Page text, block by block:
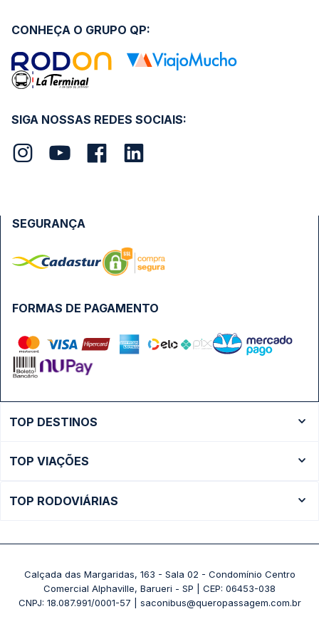
SIGA NOSSAS REDES SOCIAIS:
CONHEÇA O GRUPO QP:
FORMAS DE PAGAMENTO
SEGURANÇA
TOP DESTINOS
Ônibus São Paulo
TOP VIAÇÕES
Passagens Pássaro Marron
+ Viações
TOP RODOVIÁRIAS
Rodoviária Belo Horizonte - Gov. Israel Pinheiro (Tergip)
Rodoviária Curitiba
Calçada das Margaridas, 163 - Sala 02 - Condomínio Centro
Comercial Alphaville, Barueri - SP | CEP: 06453-038
CNPJ: 18.087.991/0001-57 | saconibus@queropassagem.com.br